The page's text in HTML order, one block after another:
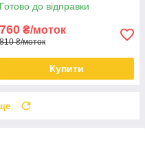
Готово до відправки
760 ₴/моток
810 ₴/моток
Купити